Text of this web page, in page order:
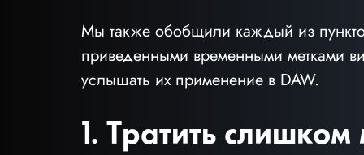
Мы также обобщили каждый из
приведенными временными метками
услышать их применение в DAW.
1. Тратить